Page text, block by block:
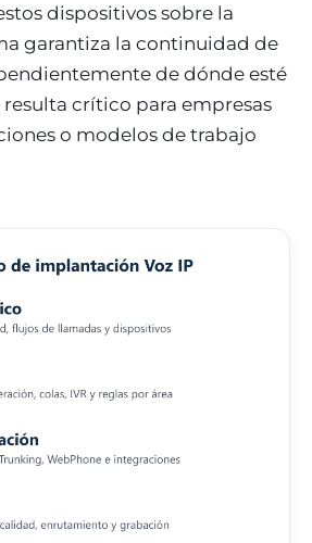
dispositivos sobre la
garantiza la continuidad de
de dónde esté
crítico para empresas
o modelos de trabajo